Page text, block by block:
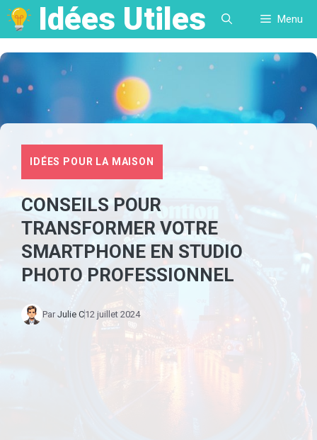
Aller
au
contenu
Idées Utiles Menu
IDÉES POUR LA MAISON
CONSEILS POUR
TRANSFORMER VOTRE
SMARTPHONE EN STUDIO
PHOTO PROFESSIONNEL
Par Julie C12 juillet 2024